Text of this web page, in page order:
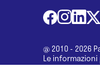
@ 2010 - 2026
Le
una diagnosi